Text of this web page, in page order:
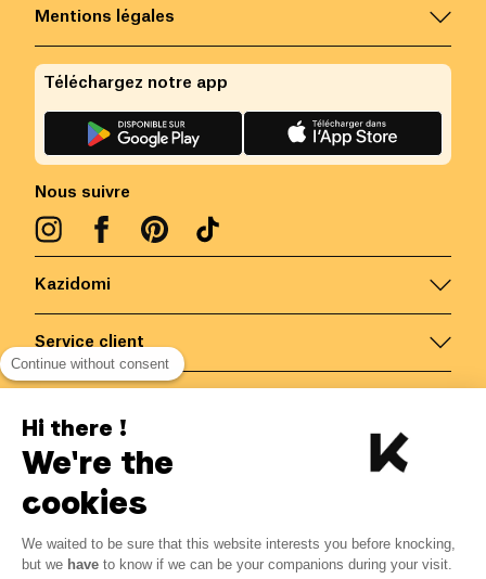
Kazidomi
Service client
Mentions légales
Nous suivre
Téléchargez notre app
Belgique/FR
Continue without consent
Hi there !
We're the
cookies
We waited to be sure that this website interests you before knocking,
but we have to know if we can be your companions during your visit.